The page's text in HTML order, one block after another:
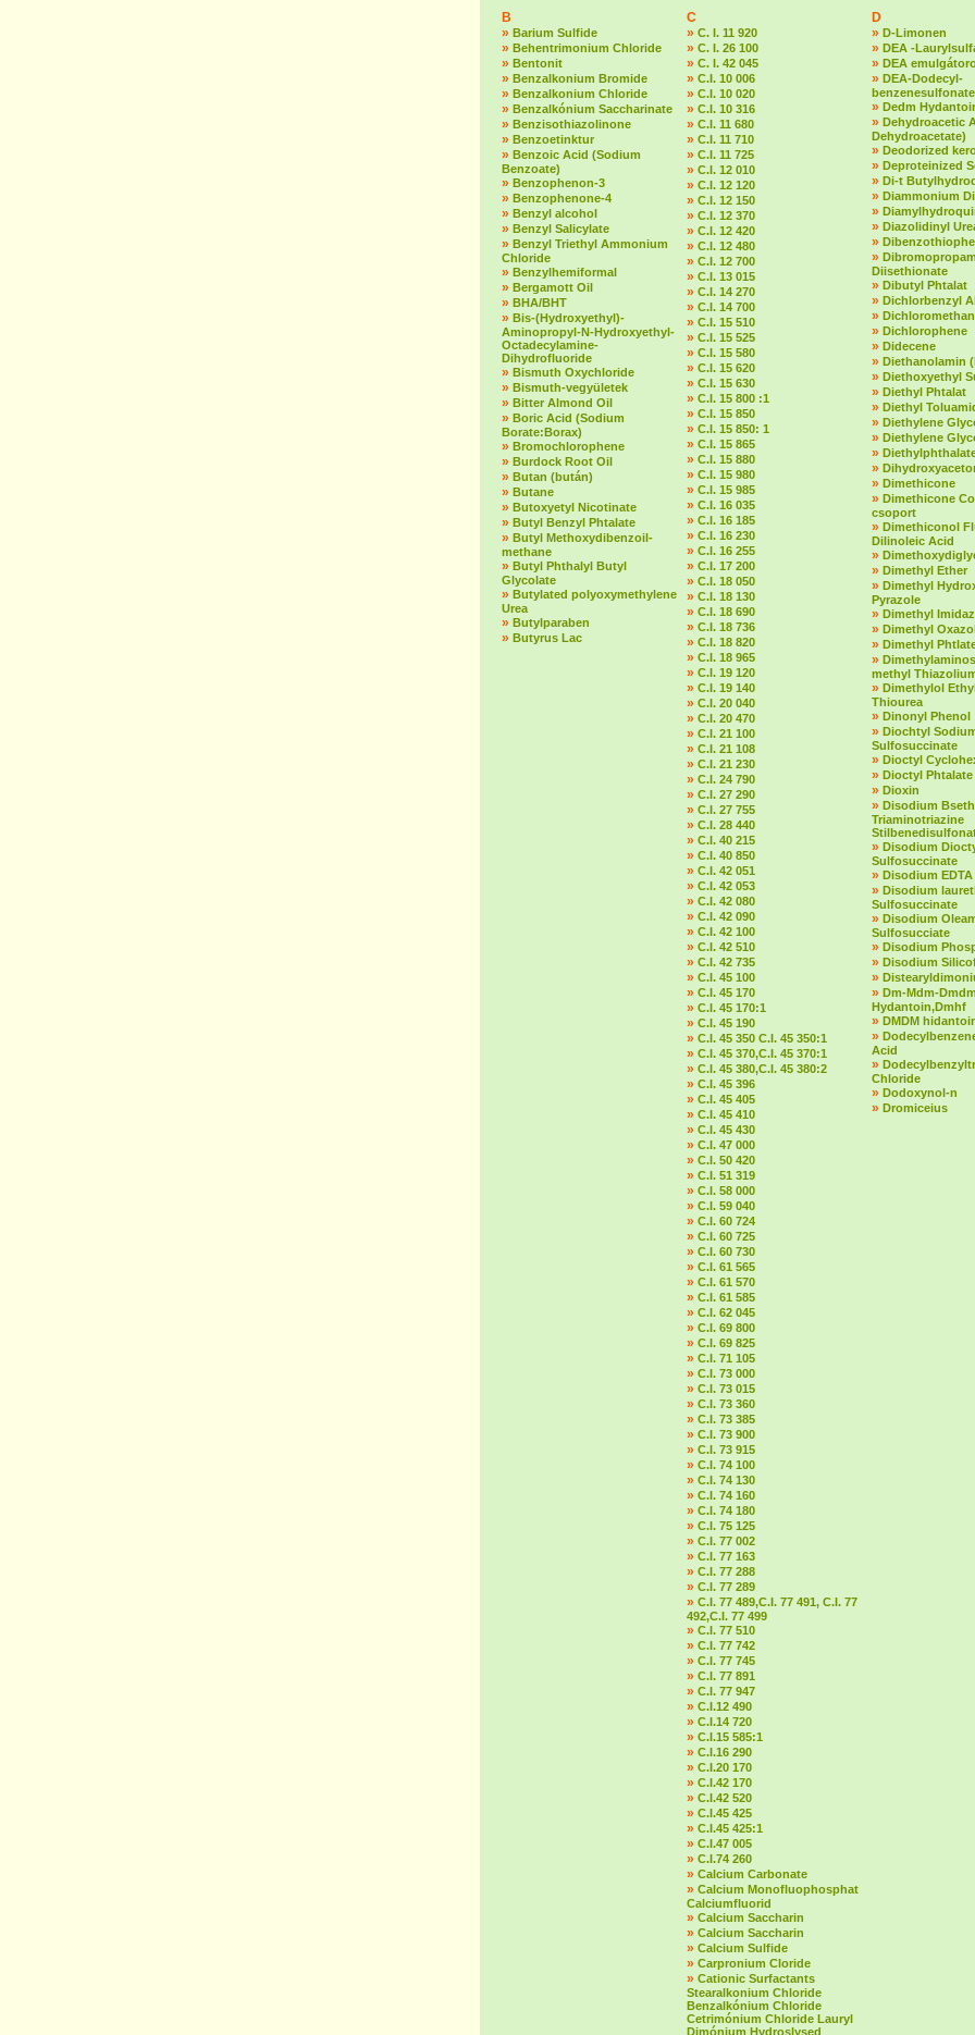
B
» Barium Sulfide
» Behentrimonium Chloride
» Bentonit
» Benzalkonium Bromide
» Benzalkonium Chloride
» Benzalkónium Saccharinate
» Benzisothiazolinone
» Benzoetinktur
» Benzoic Acid (Sodium
Benzoate)
» Benzophenon-3
» Benzophenone-4
» Benzyl alcohol
» Benzyl Salicylate
» Benzyl Triethyl Ammonium
Chloride
» Benzylhemiformal
» Bergamott Oil
» BHA/BHT
» Bis-(Hydroxyethyl)-
Aminopropyl-N-Hydroxyethyl-
Octadecylamine-
Dihydrofluoride
» Bismuth Oxychloride
» Bismuth-vegyületek
» Bitter Almond Oil
» Boric Acid (Sodium
Borate:Borax)
» Bromochlorophene
» Burdock Root Oil
» Butan (bután)
» Butane
» Butoxyetyl Nicotinate
» Butyl Benzyl Phtalate
» Butyl Methoxydibenzoil-
methane
» Butyl Phthalyl Butyl
Glycolate
» Butylated polyoxymethylene
Urea
» Butylparaben
» Butyrus Lac
C
» C. I. 11 920
» C. I. 26 100
» C. I. 42 045
» C.I. 10 006
» C.I. 10 020
» C.I. 10 316
» C.I. 11 680
» C.I. 11 710
» C.I. 11 725
» C.I. 12 010
» C.I. 12 120
» C.I. 12 150
» C.I. 12 370
» C.I. 12 420
» C.I. 12 480
» C.I. 12 700
» C.I. 13 015
» C.I. 14 270
» C.I. 14 700
» C.I. 15 510
» C.I. 15 525
» C.I. 15 580
» C.I. 15 620
» C.I. 15 630
» C.I. 15 800 :1
» C.I. 15 850
» C.I. 15 850: 1
» C.I. 15 865
» C.I. 15 880
» C.I. 15 980
» C.I. 15 985
» C.I. 16 035
» C.I. 16 185
» C.I. 16 230
» C.I. 16 255
» C.I. 17 200
» C.I. 18 050
» C.I. 18 130
» C.I. 18 690
» C.I. 18 736
» C.I. 18 820
» C.I. 18 965
» C.I. 19 120
» C.I. 19 140
» C.I. 20 040
» C.I. 20 470
» C.I. 21 100
» C.I. 21 108
» C.I. 21 230
» C.I. 24 790
» C.I. 27 290
» C.I. 27 755
» C.I. 28 440
» C.I. 40 215
» C.I. 40 850
» C.I. 42 051
» C.I. 42 053
» C.I. 42 080
» C.I. 42 090
» C.I. 42 100
» C.I. 42 510
» C.I. 42 735
» C.I. 45 100
» C.I. 45 170
» C.I. 45 170:1
» C.I. 45 190
» C.I. 45 350 C.I. 45 350:1
» C.I. 45 370,C.I. 45 370:1
» C.I. 45 380,C.I. 45 380:2
» C.I. 45 396
» C.I. 45 405
» C.I. 45 410
» C.I. 45 430
» C.I. 47 000
» C.I. 50 420
» C.I. 51 319
» C.I. 58 000
» C.I. 59 040
» C.I. 60 724
» C.I. 60 725
» C.I. 60 730
» C.I. 61 565
» C.I. 61 570
» C.I. 61 585
» C.I. 62 045
» C.I. 69 800
» C.I. 69 825
» C.I. 71 105
» C.I. 73 000
» C.I. 73 015
» C.I. 73 360
» C.I. 73 385
» C.I. 73 900
» C.I. 73 915
» C.I. 74 100
» C.I. 74 130
» C.I. 74 160
» C.I. 74 180
» C.I. 75 125
» C.I. 77 002
» C.I. 77 163
» C.I. 77 288
» C.I. 77 289
» C.I. 77 489,C.I. 77 491, C.I. 77
492,C.I. 77 499
» C.I. 77 510
» C.I. 77 742
» C.I. 77 745
» C.I. 77 891
» C.I. 77 947
» C.I.12 490
» C.I.14 720
» C.I.15 585:1
» C.I.16 290
» C.I.20 170
» C.I.42 170
» C.I.42 520
» C.I.45 425
» C.I.45 425:1
» C.I.47 005
» C.I.74 260
» Calcium Carbonate
» Calcium Monofluophosphat
Calciumfluorid
» Calcium Saccharin
» Calcium Saccharin
» Calcium Sulfide
» Carpronium Cloride
» Cationic Surfactants
Stearalkonium Chloride
Benzalkónium Chloride
Cetrimónium Chloride Lauryl
Dimónium Hydroslysed
D
» D-Limonen
» DEA -
» DEA
» DEA-Dodecyl-
benzenesulfonate
» Dedm
» Dehydroacetic
Dehydroacetate)
» Deodorized
» Deproteinized
» Di-t
» Diammonium
»
» Diazolidinyl
»
»
Diisethionate
» Dibutyl Phtalat
» Dichlorbenzyl
»
» Dichlorophene
» Didecene
» Diethanolamin
» Diethoxyethyl
» Diethyl Phtalat
» Diethyl
» Diethylene
» Diethylene
»
»
» Dimethicone
» Dimethicone
csoport
» Dimethiconol
Dilinoleic Acid
»
» Dimethyl Ether
» Dimethyl
Pyrazole
» Dimethyl
» Dimethyl
» Dimethyl
»
methyl
» Dimethylol
Thiourea
» Dinonyl Phenol
» Diochtyl
Sulfosuccinate
» Dioctyl
» Dioctyl Phtalate
» Dioxin
» Disodium
Triaminotriazine
» Disodium
Sulfosuccinate
» Disodium EDTA
» Disodium
Sulfosuccinate
» Disodium
Sulfosucciate
» Disodium
» Disodium
»
» Dm-Mdm-
Hydantoin,Dmhf
» DMDM
»
Acid
»
Chloride
» Dodoxynol-n
» Dromiceius